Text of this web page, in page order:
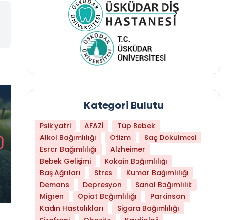
Daha Az Protein Tüketmek Yaşlanmayı
Kategori Bulutu
Psikiyatri AFAZİ
Tüp Bebek
Alkol Bağımlılığı
Otizm
Saç Dökülmesi
Esrar Bağımlılığı
Alzheimer
Bebek Gelişimi
Kokain Bağımlılığı
Baş Ağrıları
Stres
Kumar Bağımlılığı
Demans
Depresyon
Sanal Bağımlılık
Migren
Opiat Bağımlılığı
Parkinson
Kadın Hastalıkları
Sigara Bağımlılığı